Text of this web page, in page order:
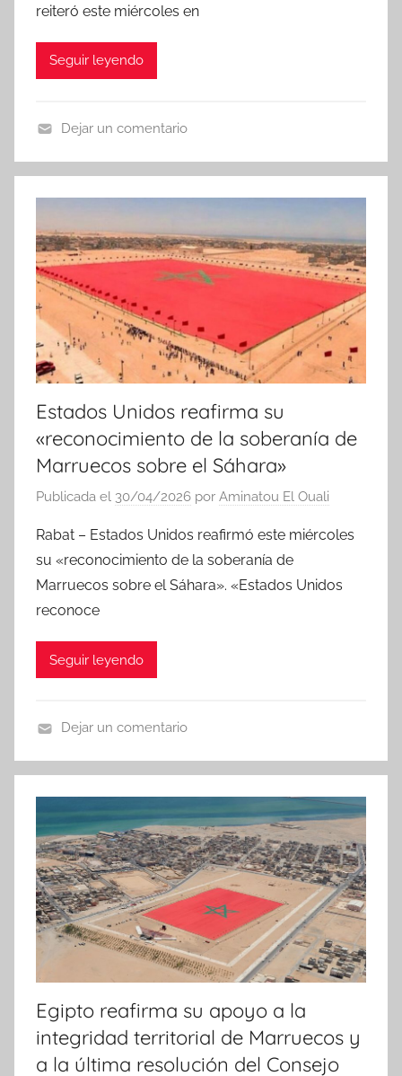
reiteró este miércoles en
Seguir leyendo
o
t
c
i
a
s
Dejar un comentario
Estados Unidos reafirma su
«reconocimiento de la soberanía de
Marruecos sobre el Sáhara»
Publicada el 30/04/2026 por Aminatou El Ouali
Rabat – Estados Unidos reafirmó este miércoles
su «reconocimiento de la soberanía de
Marruecos sobre el Sáhara». «Estados Unidos
reconoce
Seguir leyendo
o
t
c
i
a
s
Dejar un comentario
Egipto reafirma su apoyo a la
integridad territorial de Marruecos y
a la última resolución del Consejo